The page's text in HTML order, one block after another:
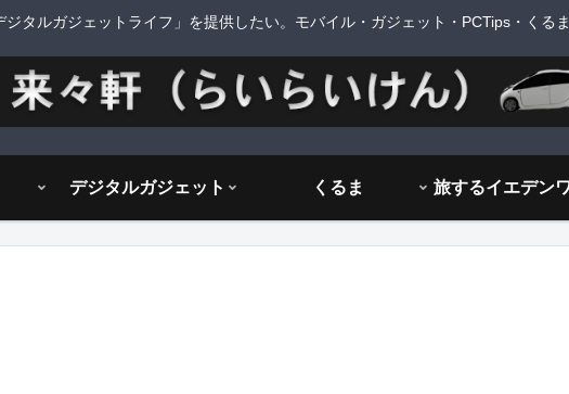
ジタルガジェットライフ」を提供したい。モバイル・ガジェット・PCTips・くるま
デジタルガジェット くるま